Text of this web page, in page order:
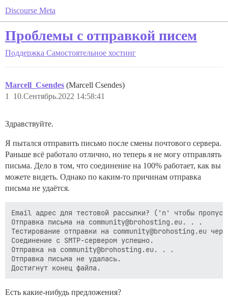
Discourse Meta
Проблемы с отправкой писем
Поддержка Самостоятельное хостинг
Marcell_Csendes (Marcell Csendes)
10.Сентябрь.2022 14:58:41
1
Здравствуйте.
Я пытался отправить письмо после смены почтового сервера.
Раньше всё работало отлично, но теперь я не могу отправлять
письма. Дело в том, что соединение на 100% работает, как вы
можете видеть. Однако по каким-то причинам отправка
письма не удаётся.
Email адрес для тестовой рассылки? ('n' чтобы
Отправка письма на community@brohosting.eu. . .
Тестирование отправки на community@brohosting.eu
Соединение с SMTP-сервером успешно.
Отправка на community@brohosting.eu. . .
Отправка письма не удалась.
Есть какие-нибудь предложения?